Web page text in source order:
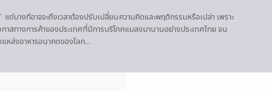
ต่บางทีอาจจะถึงเวลาต้องปรับเปลี่ยนความคิดและพฤติกรรมหรือเปล่า เพราะ
ทางการค้าของประเทศที่มีการบริโภคแมลงมานานอย่างประเทศไทย จน
หล่งอาหารอนาคตของโลก…